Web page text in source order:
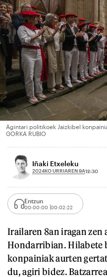
Agintari politikoek Jaizkibel
GORKA RUBIO
Iñaki Etxeleku
2024KO URRIAREN 9A12:30
Entzun
00:00:00 00:02:22
Irailaren 8an iragan zen
Hondarribian. Hilabete
konpainiak aurten
du, agiri bidez.